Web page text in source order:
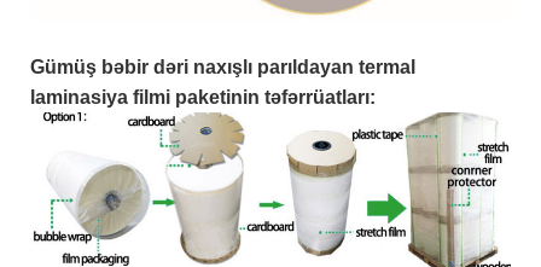
Gümüş bəbir dəri naxışlı parıldayan termal
laminasiya filmi paketinin təfərrüatları: